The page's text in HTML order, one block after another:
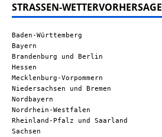
STRASSEN-WETTERVORHERSAGEN
Baden-Württemberg
Bayern
Brandenburg und Berlin
Hessen
Mecklenburg-Vorpommern
Niedersachsen und Bremen
Nordbayern
Nordrhein-Westfalen
Rheinland-Pfalz und Saarland
Sachsen